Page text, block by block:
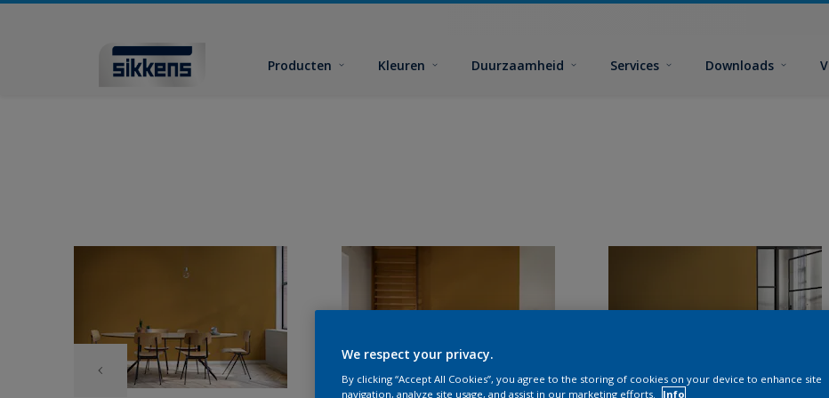
Producten Kleuren Duurzaamheid Services Downloads
We respect your privacy.
By clicking “Accept All Cookies”, you agree to the storing of cookies on your device to enhance site
navigation, analyze site usage, and assist in our marketing efforts.
Info